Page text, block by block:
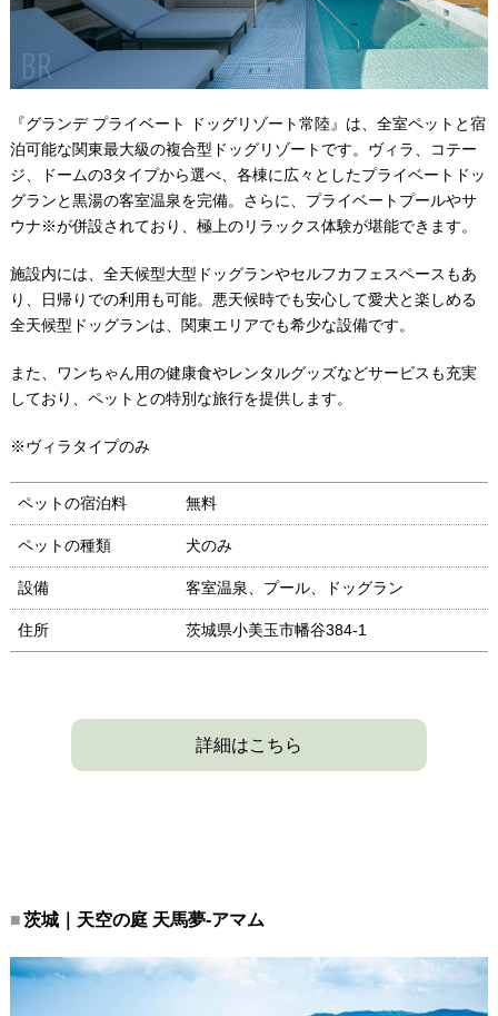
『グランデ プライベート ドッグリゾート常陸』は、全室ペットと宿
泊可能な関東最大級の複合型ドッグリゾートです。ヴィラ、コテー
ジ、ドームの3タイプから選べ、各棟に広々としたプライベートドッ
グランと黒湯の客室温泉を完備。さらに、プライベートプールやサ
ウナ※が併設されており、極上のリラックス体験が堪能できます。
施設内には、全天候型大型ドッグランやセルフカフェスペースもあ
り、日帰りでの利用も可能。悪天候時でも安心して愛犬と楽しめる
全天候型ドッグランは、関東エリアでも希少な設備です。
また、ワンちゃん用の健康食やレンタルグッズなどサービスも充実
しており、ペットとの特別な旅行を提供します。
※ヴィラタイプのみ
ペットの宿泊料 無料
ペットの種類 犬のみ
設備 客室温泉、プール、ドッグラン
住所 茨城県小美玉市幡谷384-1
詳細はこちら
茨城｜天空の庭 天馬夢-アマム